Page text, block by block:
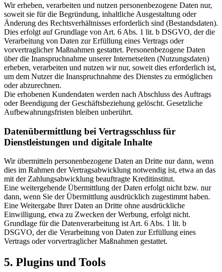
Wir erheben, verarbeiten und nutzen personenbezogene Daten nur,
soweit sie für die Begründung, inhaltliche Ausgestaltung oder
Änderung des Rechtsverhältnisses erforderlich sind (Bestandsdaten).
Dies erfolgt auf Grundlage von Art. 6 Abs. 1 lit. b DSGVO, der die
Verarbeitung von Daten zur Erfüllung eines Vertrags oder
vorvertraglicher Maßnahmen gestattet. Personenbezogene Daten
über die Inanspruchnahme unserer Internetseiten (Nutzungsdaten)
erheben, verarbeiten und nutzen wir nur, soweit dies erforderlich ist,
um dem Nutzer die Inanspruchnahme des Dienstes zu ermöglichen
oder abzurechnen.
Die erhobenen Kundendaten werden nach Abschluss des Auftrags
oder Beendigung der Geschäftsbeziehung gelöscht. Gesetzliche
Aufbewahrungsfristen bleiben unberührt.
Datenübermittlung bei Vertragsschluss für
Dienstleistungen und digitale Inhalte
Wir übermitteln personenbezogene Daten an Dritte nur dann, wenn
dies im Rahmen der Vertragsabwicklung notwendig ist, etwa an das
mit der Zahlungsabwicklung beauftragte Kreditinstitut.
Eine weitergehende Übermittlung der Daten erfolgt nicht bzw. nur
dann, wenn Sie der Übermittlung ausdrücklich zugestimmt haben.
Eine Weitergabe Ihrer Daten an Dritte ohne ausdrückliche
Einwilligung, etwa zu Zwecken der Werbung, erfolgt nicht.
Grundlage für die Datenverarbeitung ist Art. 6 Abs. 1 lit. b
DSGVO, der die Verarbeitung von Daten zur Erfüllung eines
Vertrags oder vorvertraglicher Maßnahmen gestattet.
5. Plugins und Tools